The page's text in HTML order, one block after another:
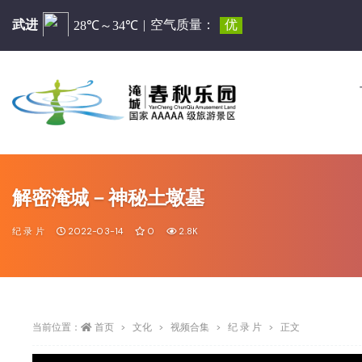
解密淹城－神秘土墩墓
纪 录 片 2022-03-14 0 2.8K
当前位置： 首页 文化 视频合集 纪 录 片 正文